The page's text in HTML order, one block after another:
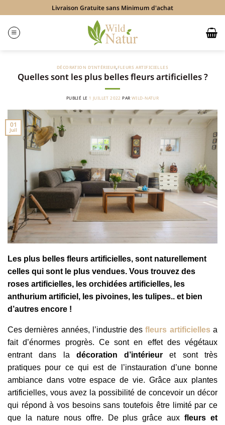
au
Livraison Gratuite sans Minimum d'achat
DÉCORATION D'INTÉRIEUR FLEURS ARTIFICIELLES
Quelles sont les plus belles fleurs artificielles ?
PUBLIÉ LE 1 JUILLET 2022 PAR WILD-NATUR
01
Juil
Les plus belles fleurs artificielles, sont naturellement
celles qui sont le plus vendues. Vous trouvez des
roses artificielles, les orchidées artificielles, les
anthurium artificiel, les pivoines, les tulipes.. et bien
d’autres encore !
Ces dernières années, l’industrie desfleurs artificiellesa
fait d’énormes progrès. Ce sont en effet des végétaux
entrant dans la décoration d’intérieur et sont très
pratiques pour ce qui est de l’instauration d’une bonne
ambiance dans votre espace de vie. Grâce aux plantes
artificielles, vous avez la possibilité de concevoir un décor
qui répond à vos besoins sans toutefois être limité par ce
que la nature nous offre. De plus grâce auxfleurs et